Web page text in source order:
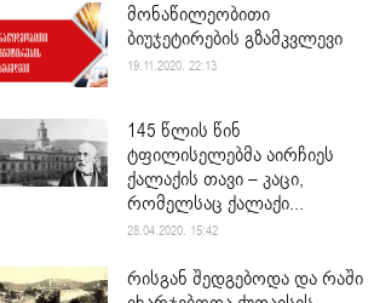
მონაწილეობითი
ბიუჯეტირების გზამკვლევი
19.11.2020. 22:13
145 წლის წინ
ტფილისელებმა აირჩიეს
ქალაქის თავი – კაცი,
რომელსაც ქალაქი...
28.04.2020. 15:42
რისგან შედგებოდა და რაში